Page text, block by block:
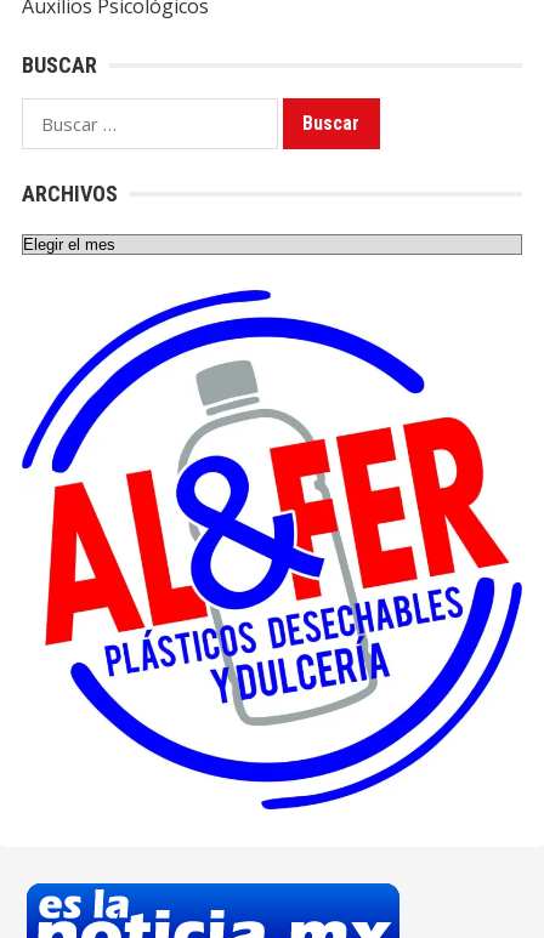
Auxilios Psicológicos
BUSCAR
Buscar:
ARCHIVOS
Archivos